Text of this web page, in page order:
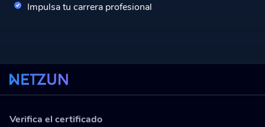
Impulsa tu carrera profesional
Verifica el certificado